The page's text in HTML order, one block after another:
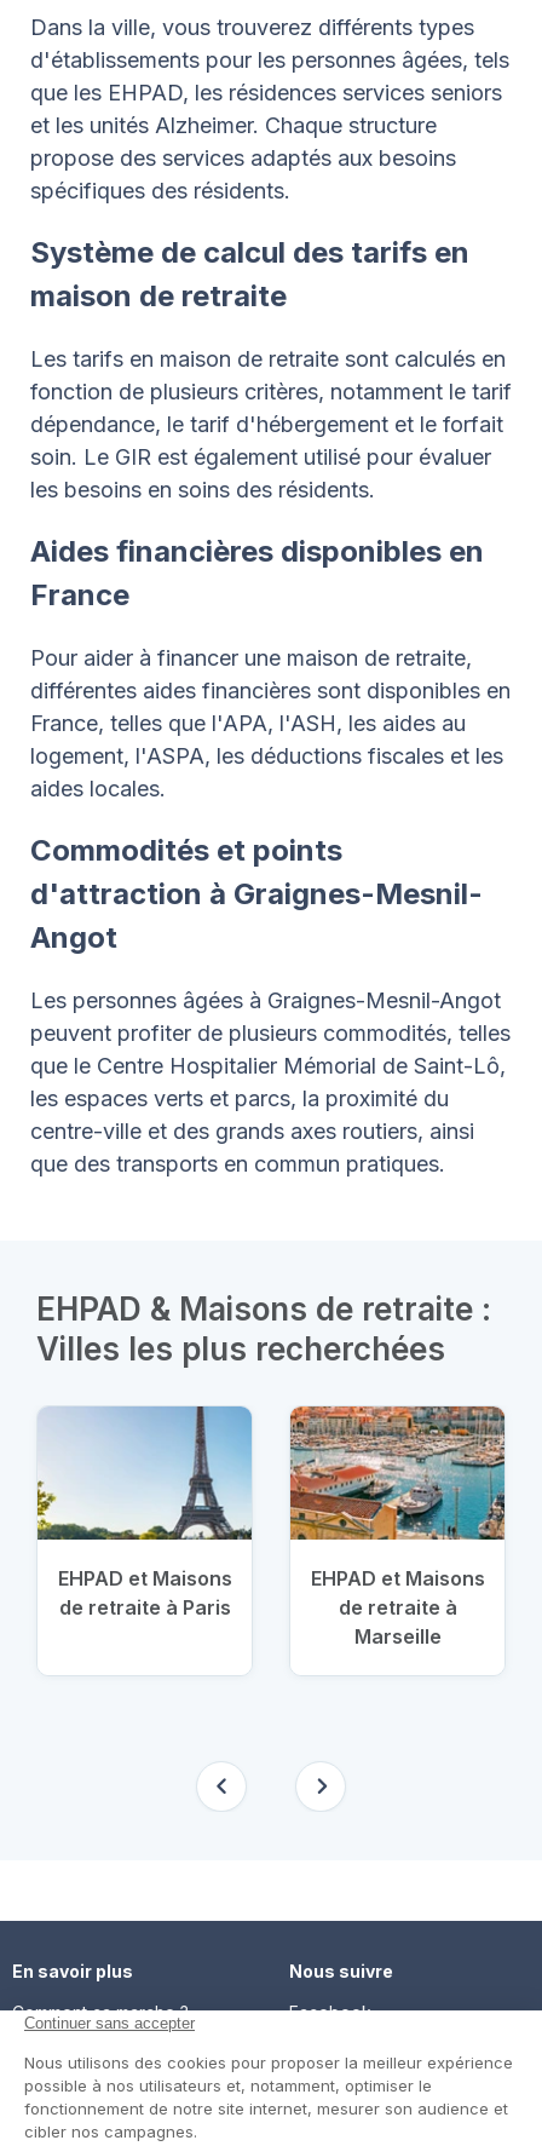
Dans la ville, vous trouverez différents types
d'établissements pour les personnes âgées, tels
que les EHPAD, les résidences services seniors
et les unités Alzheimer. Chaque structure
propose des services adaptés aux besoins
spécifiques des résidents.
Système de calcul des tarifs en
maison de retraite
Les tarifs en maison de retraite sont calculés en
fonction de plusieurs critères, notamment le tarif
dépendance, le tarif d'hébergement et le forfait
soin. Le GIR est également utilisé pour évaluer
les besoins en soins des résidents.
Aides financières disponibles en
France
Pour aider à financer une maison de retraite,
différentes aides financières sont disponibles en
France, telles que l'APA, l'ASH, les aides au
logement, l'ASPA, les déductions fiscales et les
aides locales.
Commodités et points
d'attraction à Graignes-Mesnil-
Angot
Les personnes âgées à Graignes-Mesnil-Angot
peuvent profiter de plusieurs commodités, telles
que le Centre Hospitalier Mémorial de Saint-Lô,
les espaces verts et parcs, la proximité du
centre-ville et des grands axes routiers, ainsi
que des transports en commun pratiques.
EHPAD & Maisons de retraite :
Villes les plus recherchées
EHPAD et Maisons
de retraite à Paris
EHPAD et Maisons
de retraite à
Marseille
En savoir plus
Comment ça marche ?
Contact
Nous suivre
Facebook
Blog